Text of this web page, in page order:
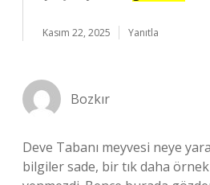
Kasım 22, 2025 Yanıtla
Bozkır
Deve Tabanı meyvesi neye
bilgiler sade, bir tık daha